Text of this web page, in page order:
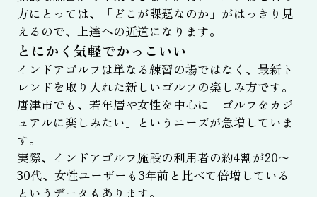
方にとっては、「どこが課題なのか」がはっきり見
えるので、上達への近道になります。
とにかく気軽でかっこいい
インドアゴルフは単なる練習の場ではなく、最新ト
レンドを取り入れた新しいゴルフの楽しみ方です。
唐津市でも、若年層や女性を中心に「ゴルフをカジ
ュアルに楽しみたい」というニーズが急増していま
す。
実際、インドアゴルフ施設の利用者の約4割が20〜
30代、女性ユーザーも3年前と比べて倍増している
というデータもあります。